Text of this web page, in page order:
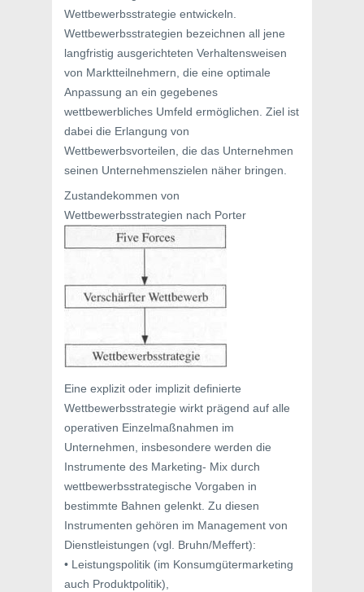
Wettbewerbsstrategie entwickeln.
Wettbewerbsstrategien bezeichnen all jene
langfristig ausgerichteten Verhaltensweisen
von Marktteilnehmern, die eine optimale
Anpassung an ein gegebenes
wettbewerbliches Umfeld ermöglichen. Ziel ist
dabei die Erlangung von
Wettbewerbsvorteilen, die das Unternehmen
seinen Unternehmenszielen näher bringen.
Zustandekommen von
Wettbewerbsstrategien nach Porter
Eine explizit oder implizit definierte
Wettbewerbsstrategie wirkt prägend auf alle
operativen Einzelmaßnahmen im
Unternehmen, insbesondere werden die
Instrumente des Marketing- Mix durch
wettbewerbsstrategische Vorgaben in
bestimmte Bahnen gelenkt. Zu diesen
Instrumenten gehören im Management von
Dienstleistungen (vgl. Bruhn/Meffert):
• Leistungspolitik (im Konsumgütermarketing
auch Produktpolitik),